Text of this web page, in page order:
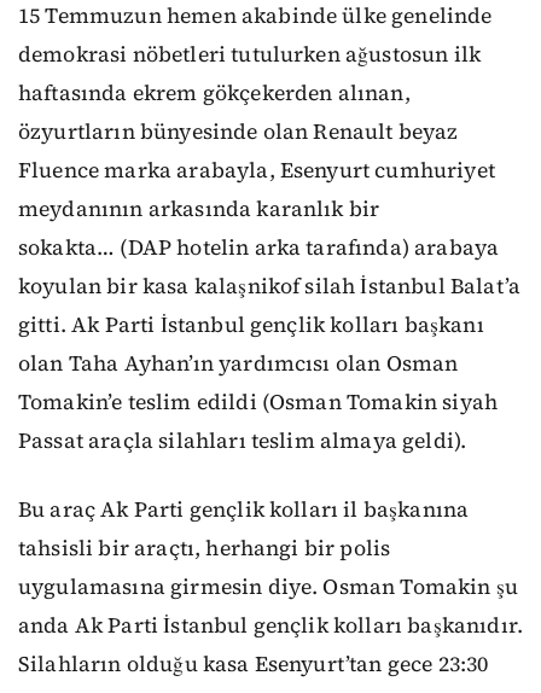
15 Temmuzun hemen akabinde ülke genelinde
demokrasi nöbetleri tutulurken ağustosun ilk
haftasında ekrem gökçekerden alınan,
özyurtların bünyesinde olan Renault beyaz
Fluence marka arabayla, Esenyurt cumhuriyet
meydanının arkasında karanlık bir
sokakta… (DAP hotelin arka tarafında) arabaya
koyulan bir kasa kalaşnikof silah İstanbul Balat’a
gitti. Ak Parti İstanbul gençlik kolları başkanı
olan Taha Ayhan’ın yardımcısı olan Osman
Tomakin’e teslim edildi (Osman Tomakin siyah
Passat araçla silahları teslim almaya geldi).
Bu araç Ak Parti gençlik kolları il başkanına
tahsisli bir araçtı, herhangi bir polis
uygulamasına girmesin diye. Osman Tomakin şu
anda Ak Parti İstanbul gençlik kolları başkanıdır.
Silahların olduğu kasa Esenyurt’tan gece 23:30